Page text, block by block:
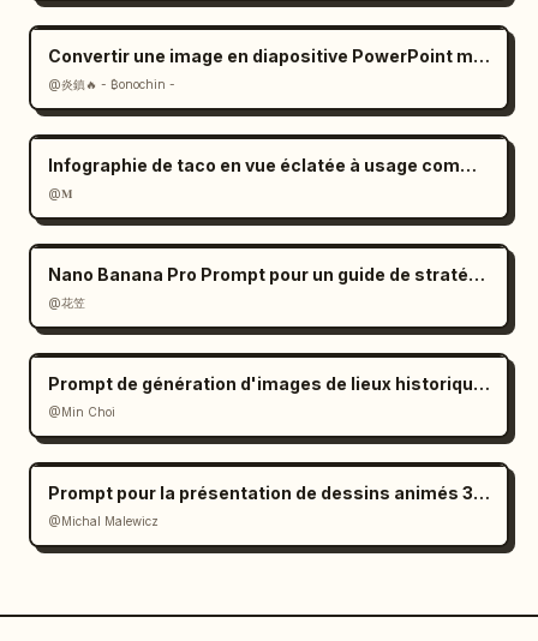
Convertir une image en diapositive PowerPoint modifiable : invite
@炎鎮🔥 - ₿onochin -
Infographie de taco en vue éclatée à usage commercial
@𝐌
Nano Banana Pro Prompt pour un guide de stratégie de jeu
@花笠
Prompt de génération d'images de lieux historiques
@Min Choi
Prompt pour la présentation de dessins animés 3D des plus hauts bâtiments de la ville
@Michal Malewicz